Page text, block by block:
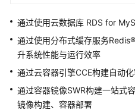
化
解
决
案
用
通过使用云数据库 RDS for
通过使用分布式缓存服务
升系统性能与运行效率
通过云容器引擎CCE构建自动
通过容器镜像SWR构建一站式
镜像构建、容器部署